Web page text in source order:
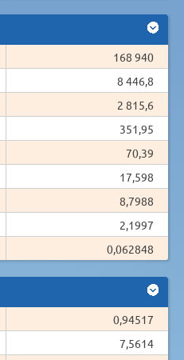
168 940
8 446,8
2 815,6
351,95
70,39
17,598
8,7988
2,1997
0,062848
0,94517
7,5614